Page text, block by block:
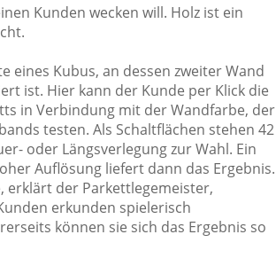
Kunden wecken will. Holz ist ein
eines Kubus, an dessen zweiter Wand
ist. Hier kann der Kunde per Klick die
in Verbindung mit der Wandfarbe, der
testen. Als Schaltflächen stehen 42
oder Längsverlegung zur Wahl. Ein
Auflösung liefert dann das Ergebnis.
erklärt der Parkettlegemeister,
erkunden spielerisch
können sie sich das Ergebnis so